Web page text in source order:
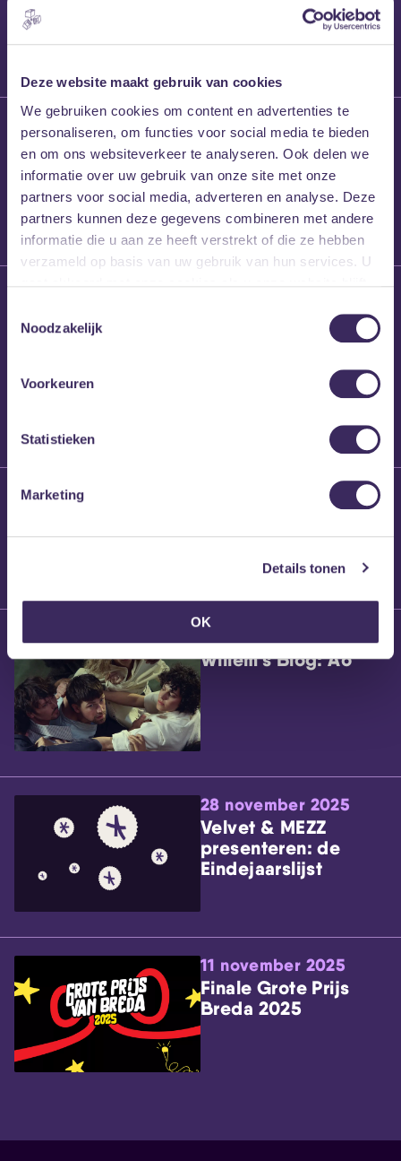
Deze website maakt gebruik van cookies
We gebruiken cookies om content en advertenties te
personaliseren, om functies voor social media te bieden
en om ons websiteverkeer te analyseren. Ook delen we
informatie over uw gebruik van onze site met onze
partners voor social media, adverteren en analyse. Deze
partners kunnen deze gegevens combineren met andere
informatie die u aan ze heeft verstrekt of die ze hebben
verzameld op basis van uw gebruik van hun services. U
Noodzakelijk
Voorkeuren
Statistieken
Marketing
Details tonen
OK
x MEZZ shirts
27 maart 2026
Willem’s Blog:
Frans Kalf
Willem’s Blog: High
Brennt Vanneste
Willem’s Blog: Ão
28 november 2025
Velvet & MEZZ
presenteren: de
Eindejaarslijst
11 november 2025
Finale Grote Prijs
Breda 2025